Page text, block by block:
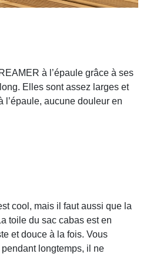
à l’épaule grâce à ses
Elles sont assez larges et
l’épaule, aucune douleur en
cool, mais il faut aussi que la
toile du sac cabas est en
et douce à la fois. Vous
longtemps, il ne